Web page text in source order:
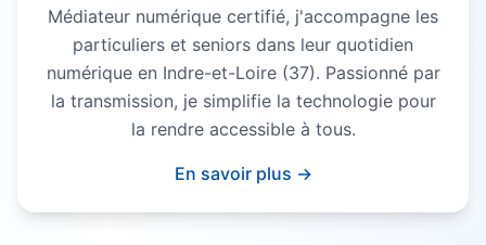
Médiateur numérique certifié, j'accompagne les
particuliers et seniors dans leur quotidien
numérique en Indre-et-Loire (37). Passionné par
la transmission, je simplifie la technologie pour
la rendre accessible à tous.
En savoir plus →